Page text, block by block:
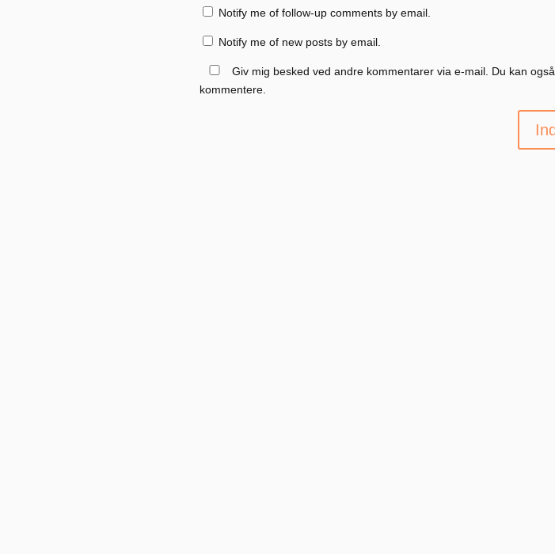
Notify me of follow-up comments by email.
Notify me of new posts by email.
Giv mig besked ved andre kommentarer via e-mail. Du kan også
kommentere.